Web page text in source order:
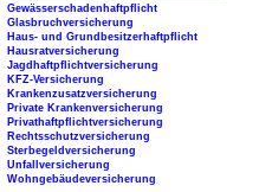
Gewässerschadenhaftpflicht
Glasbruchversicherung
Haus- und Grundbesitzerhaftpflicht
Hausratversicherung
Jagdhaftpflichtversicherung
KFZ-Versicherung
Krankenzusatzversicherung
Private Krankenversicherung
Privathaftpflichtversicherung
Rechtsschutzversicherung
Sterbegeldversicherung
Unfallversicherung
Wohngebäudeversicherung